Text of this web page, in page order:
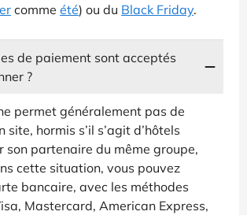
comme été) ou du Black Friday.
de paiement sont acceptés
?
permet généralement pas de
site, hormis s’il s’agit d’hôtels
son partenaire du même groupe,
cette situation, vous pouvez
bancaire, avec les méthodes
Mastercard, American Express,